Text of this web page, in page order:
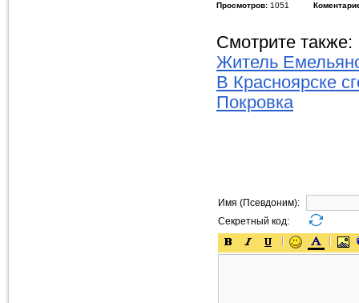
Просмотров: 1051
Смотрите также:
Житель
В Красноярске
Покровка
Имя (Псевдоним):
Секретный код: